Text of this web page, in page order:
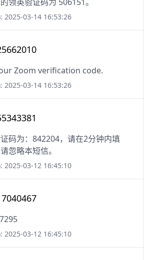
领英验证码为 506151。
2025-03-14 16:53:26
Zoom verification code.
2025-03-14 16:53:26
证码为：842204，请在2分钟内填
忽略本短信。
2025-03-12 16:45:10
2025-03-12 16:45:10